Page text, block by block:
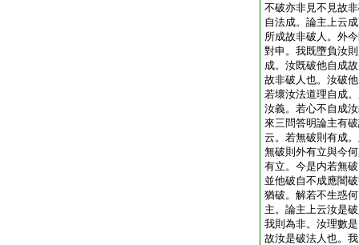
不破亦非見不見故
自法成。論主上云
所成故非破人。外
對申。我既墮負汝
成。汝既破他自成
故非破人也。汝破
若壞汝法道理自成
汝義。若心不自成
來三問答明論主有
云。若無破則有成
無破則外有立與今
有立。今是内若無
並他破自不成應闇
猶破。解若不生惑
主。論主上云汝是
我則為非。汝理數
故汝是破法人也。